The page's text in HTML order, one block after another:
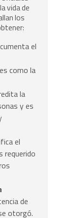
vida de
los
el
como la
la
y es
el
requerido
de
otorgó.